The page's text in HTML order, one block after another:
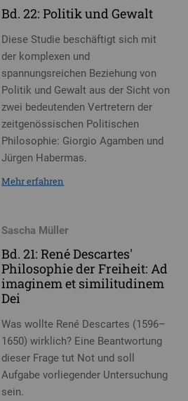
Bd. 22: Politik und Gewalt
Diese Studie beschäftigt sich mit
der komplexen und
spannungsreichen Beziehung von
Politik und Gewalt aus der Sicht von
zwei bedeutenden Vertretern der
zeitgenössischen Politischen
Philosophie: Giorgio Agamben und
Jürgen Habermas.
Mehr erfahren
Sascha Müller
Bd. 21: René Descartes'
Philosophie der Freiheit: Ad
imaginem et similitudinem
Dei
Was wollte René Descartes (1596–
1650) wirklich? Eine Beantwortung
dieser Frage tut Not und soll
Aufgabe vorliegender Untersuchung
sein.